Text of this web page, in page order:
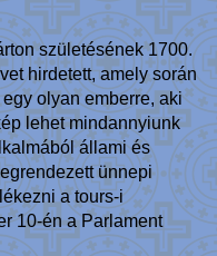
születésének 1700.
hirdetett, amely során
olyan emberre, aki
lehet mindannyiunk
állami és
ünnepi
a tours-i
10-én a Parlament